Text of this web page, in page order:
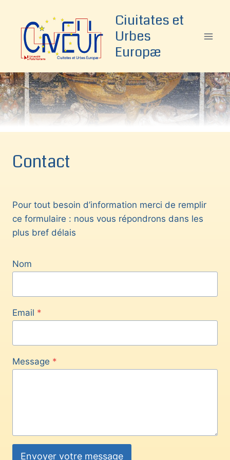
contenu
Ciuitates et
Urbes
Europæ
Contact
Pour tout besoin d’information merci de remplir
ce formulaire : nous vous répondrons dans les
plus bref délais
Nom
Email *
Message *
Envoyer votre message